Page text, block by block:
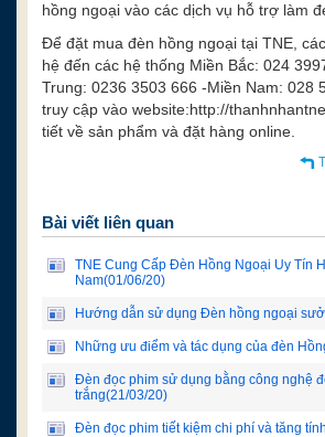
hồng ngoại vào các dịch vụ hỗ trợ làm
Để đặt mua đèn hồng ngoại tại TNE,
hệ đến các hệ thống Miền Bắc: 024
Trung: 0236 3503 666 -Miền Nam: 028
truy cập vào website:http://
tiết về sản phẩm và đặt hàng online.
Bài viết liên quan
TNE Cung Cấp Đèn Hồng Ngoại Uy Tín
Nam(01/06/20)
Hướng dẫn sử dụng Đèn hồng ngoại
Những ưu điểm và tác dụng của đèn
Đèn đọc phim sử dụng bằng công nghệ
trắng(21/03/20)
Đèn đọc phim tiết kiệm chi phí và tăng